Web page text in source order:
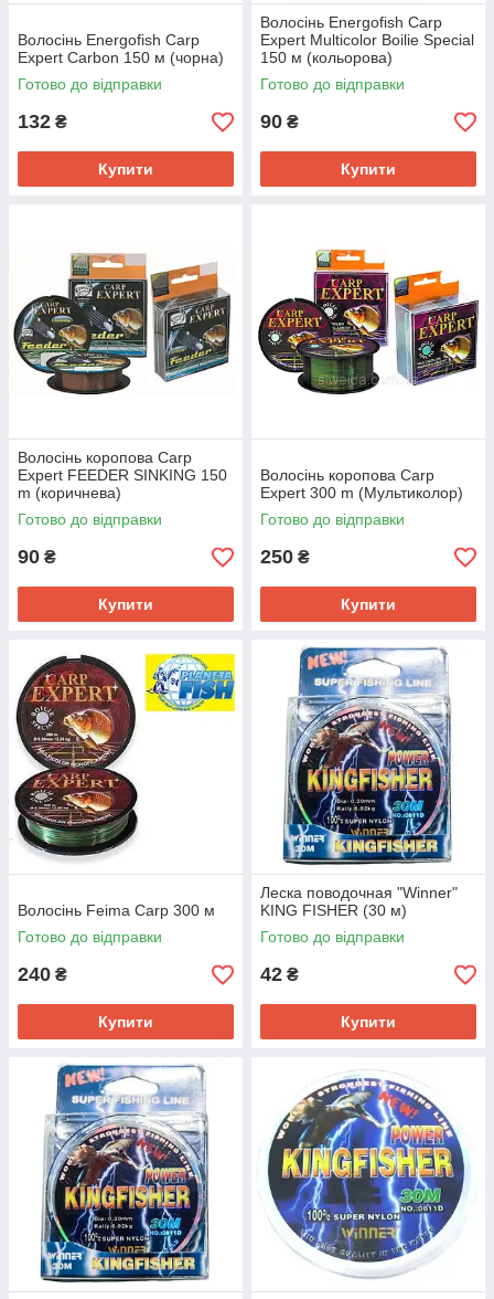
Волосінь Energofish Carp
Expert Carbon 150 м (чорна)
Готово до відправки
132 ₴
Купити
Волосінь Energofish Carp
Expert Multicolor Boilie Special
150 м (кольорова)
Готово до відправки
90 ₴
Купити
Волосінь коропова Carp
Expert FEEDER SINKING 150
m (коричнева)
Готово до відправки
90 ₴
Купити
Волосінь коропова Carp
Expert 300 m (Мультиколор)
Готово до відправки
250 ₴
Купити
Волосінь Feima Carp 300 м
Готово до відправки
240 ₴
Купити
Леска поводочная "Winner"
KING FISHER (30 м)
Готово до відправки
42 ₴
Купити